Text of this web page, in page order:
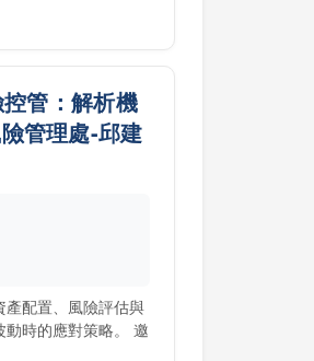
管：解析機
管理處-邱建
配置、風險評估與
時的應對策略。 邀